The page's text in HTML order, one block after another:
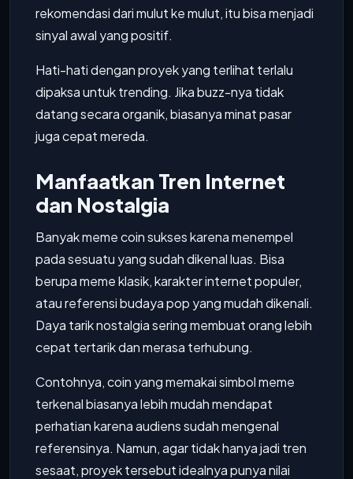
rekomendasi dari mulut ke mulut, itu bisa menjadi
sinyal awal yang positif.
Hati-hati dengan proyek yang terlihat terlalu
dipaksa untuk trending. Jika buzz-nya tidak
datang secara organik, biasanya minat pasar
juga cepat mereda.
Manfaatkan Tren Internet
dan Nostalgia
Banyak meme coin sukses karena menempel
pada sesuatu yang sudah dikenal luas. Bisa
berupa meme klasik, karakter internet populer,
atau referensi budaya pop yang mudah dikenali.
Daya tarik nostalgia sering membuat orang lebih
cepat tertarik dan merasa terhubung.
Contohnya, coin yang memakai simbol meme
terkenal biasanya lebih mudah mendapat
perhatian karena audiens sudah mengenal
referensinya. Namun, agar tidak hanya jadi tren
sesaat, proyek tersebut idealnya punya nilai